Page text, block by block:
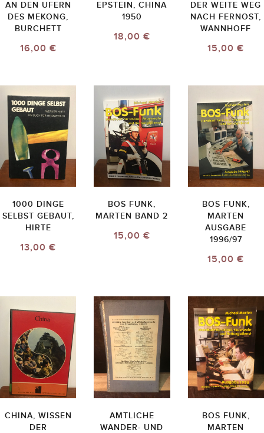
AN DEN UFERN
DES MEKONG,
BURCHETT
16,00 €
EPSTEIN, CHINA
1950
18,00 €
DER WEITE WEG
NACH FERNOST,
WANNHOFF
15,00 €
1000 DINGE
SELBST GEBAUT,
HIRTE
13,00 €
BOS FUNK,
MARTEN BAND 2
15,00 €
BOS FUNK,
MARTEN
AUSGABE
1996/97
15,00 €
CHINA, WISSEN
DER
AMTLICHE
WANDER- UND
BOS FUNK,
MARTEN